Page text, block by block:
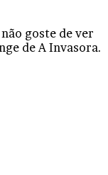
goste de ver
de A Invasora.